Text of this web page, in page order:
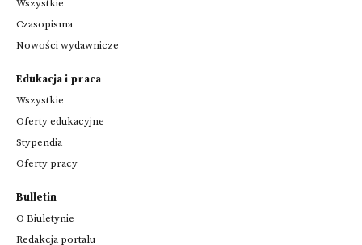
Wszystkie
Czasopisma
Nowości wydawnicze
Edukacja i praca
Wszystkie
Oferty edukacyjne
Stypendia
Oferty pracy
Bulletin
O Biuletynie
Redakcja portalu